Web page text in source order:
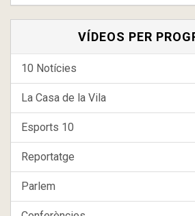
VÍDEOS PER
10 Notícies
La Casa de la Vila
Esports 10
Reportatge
Parlem